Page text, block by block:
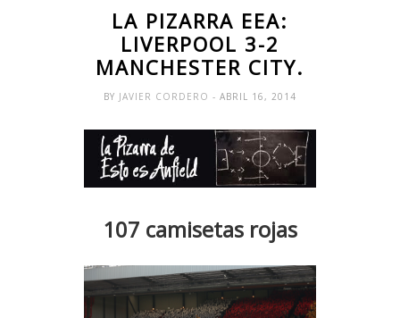
LA PIZARRA EEA:
LIVERPOOL 3-2
MANCHESTER CITY.
BY JAVIER CORDERO - ABRIL 16, 2014
107 camisetas rojas